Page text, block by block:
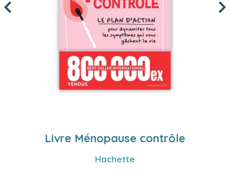
Previous
Livre Ménopause contrôle
Hachette